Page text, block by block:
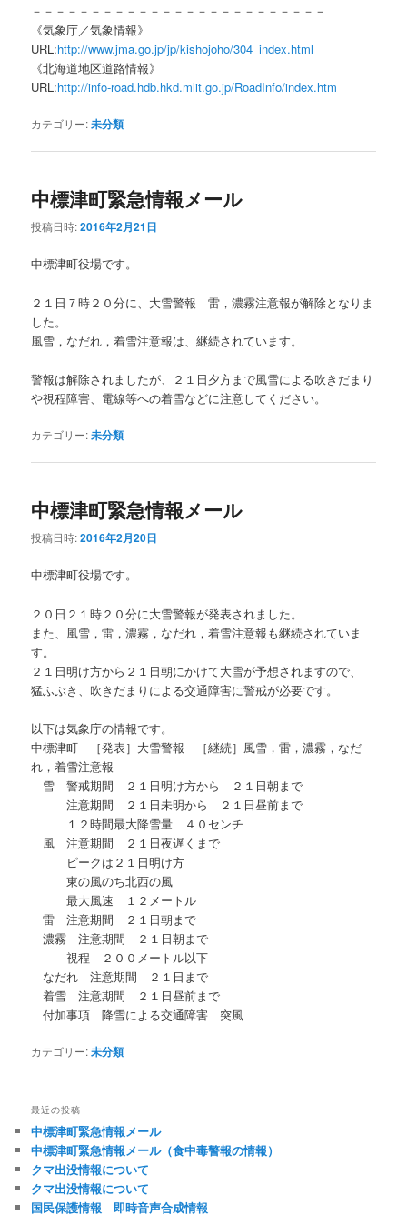
－－－－－－－－－－－－－－－－－－－－－－－－－
《気象庁／気象情報》
URL:http://www.jma.go.jp/jp/kishojoho/304_index.html
《北海道地区道路情報》
URL:http://info-road.hdb.hkd.mlit.go.jp/RoadInfo/index.htm
カテゴリー:未分類
中標津町緊急情報メール
投稿日時:2016年2月21日
中標津町役場です。
２１日７時２０分に、大雪警報 雷，濃霧注意報が解除となりま
した。
風雪，なだれ，着雪注意報は、継続されています。
警報は解除されましたが、２１日夕方まで風雪による吹きだまり
や視程障害、電線等への着雪などに注意してください。
カテゴリー:未分類
中標津町緊急情報メール
投稿日時:2016年2月20日
中標津町役場です。
２０日２１時２０分に大雪警報が発表されました。
また、風雪，雷，濃霧，なだれ，着雪注意報も継続されていま
す。
２１日明け方から２１日朝にかけて大雪が予想されますので、
猛ふぶき、吹きだまりによる交通障害に警戒が必要です。
以下は気象庁の情報です。
中標津町 ［発表］大雪警報 ［継続］風雪，雷，濃霧，なだ
れ，着雪注意報
雪 警戒期間 ２１日明け方から ２１日朝まで
注意期間 ２１日未明から ２１日昼前まで
１２時間最大降雪量 ４０センチ
風 注意期間 ２１日夜遅くまで
ピークは２１日明け方
東の風のち北西の風
最大風速 １２メートル
雷 注意期間 ２１日朝まで
濃霧 注意期間 ２１日朝まで
視程 ２００メートル以下
なだれ 注意期間 ２１日まで
着雪 注意期間 ２１日昼前まで
付加事項 降雪による交通障害 突風
カテゴリー:未分類
最近の投稿
中標津町緊急情報メール
中標津町緊急情報メール（食中毒警報の情報）
クマ出没情報について
クマ出没情報について
国民保護情報 即時音声合成情報